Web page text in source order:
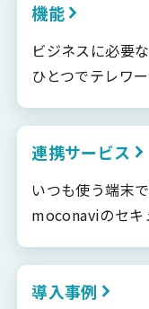
機能
ビジネスに必要
ひとつでテレワ
連携サービス
いつも使う端末
moconaviのセキ
導入事例